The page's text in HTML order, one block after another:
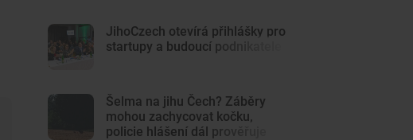
JihoCzech otevírá přihlášky pro
startupy a budoucí podnikatele
Šelma na jihu Čech? Záběry
mohou zachycovat kočku,
policie hlášení dál prověřuje